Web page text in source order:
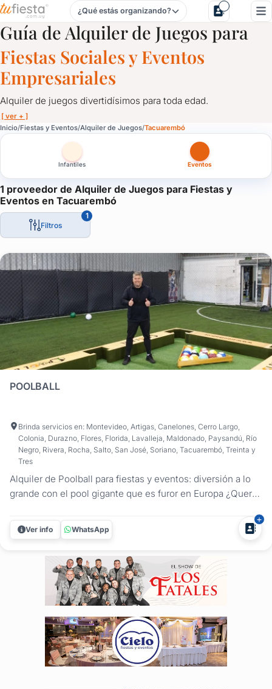
Alquiler de Juegos para Fiestas y Eventos en Tacuarembó
¿Qué estás organizando?
Guía de Alquiler de Juegos para
Fiestas Sociales y Eventos
Empresariales
Alquiler de juegos divertidísimos para toda edad.
[ ver + ]
Inicio Fiestas y Eventos Alquiler de Juegos Tacuarembó
Infantiles Eventos
1 proveedor de Alquiler de Juegos para Fiestas y
Eventos en Tacuarembó
Filtros
1
POOLBALL
Brinda servicios en: Montevideo, Artigas, Canelones, Cerro Largo,
Colonia, Durazno, Flores, Florida, Lavalleja, Maldonado, Paysandú, Río
Negro, Rivera, Rocha, Salto, San José, Soriano, Tacuarembó, Treinta y
Tres
Alquiler de Poolball para fiestas y eventos: diversión a lo
grande con el pool gigante que es furor en Europa ¿Querés
el POOLBALL, llevás el pool a una nueva escala. Este
juego, que es furor en Europa, combina la estrategia del
Ver info WhatsApp
Alquiler de Juegos para Fiestas y Eventos en Tacuarembó
Alquiler de juegos divertidísimos para toda edad.
Toros mecánicos, camas elásticas, inflables, pistas de autos,